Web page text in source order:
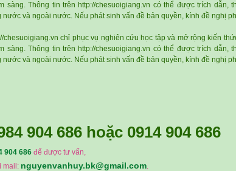
sàng. Thông tin trên http://chesuoigiang.vn có thể được trích dẫn,
và ngoài nước. Nếu phát sinh vấn đề bản quyền, kính đề nghị
chesuoigiang.vn chỉ phục vụ nghiên cứu học tập và mở rộng kiến
sàng. Thông tin trên http://chesuoigiang.vn có thể được trích dẫn,
và ngoài nước. Nếu phát sinh vấn đề bản quyền, kính đề nghị
904 686 hoặc 0914 904 686
904 686 để được tư vấn,
mail: nguyenvanhuy.bk@gmail.com.